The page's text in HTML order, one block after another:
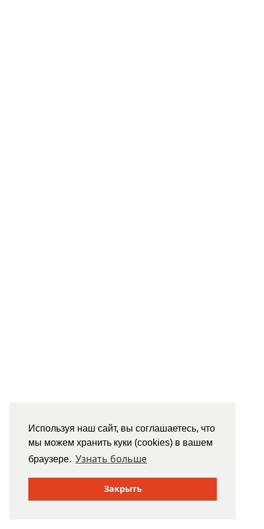
Используя наш сайт, вы соглашаетесь, что
мы можем хранить куки (cookies) в вашем
браузере. Узнать больше
Закрыть